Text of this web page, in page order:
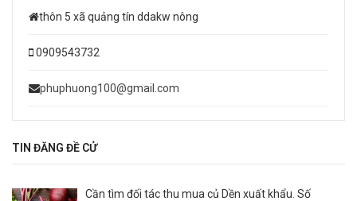
thôn 5 xã quảng tín ddakw nông
0909543732
phuphuong100@gmail.com
TIN ĐĂNG ĐỀ CỬ
Cần tìm đối tác thu mua củ Dền xuất khẩu. Số